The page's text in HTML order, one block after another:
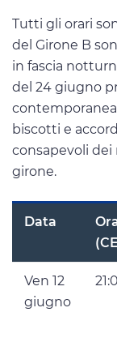
Tutti gli orari
del Girone B
in fascia
del 24 giugno
contemporanea
biscotti e
consapevoli dei
girone.
Data
Ven 12
giugno